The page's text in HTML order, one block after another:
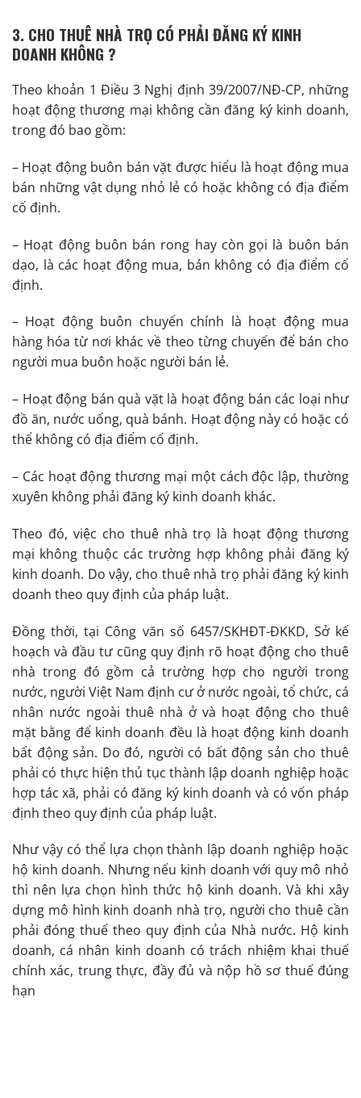
3. CHO THUÊ NHÀ TRỌ CÓ PHẢI ĐĂNG KÝ KINH
DOANH KHÔNG ?
Theo khoản 1 Điều 3 Nghị định 39/2007/NĐ-CP, những
hoạt động thương mại không cần đăng ký kinh doanh,
trong đó bao gồm:
– Hoạt động buôn bán vặt được hiểu là hoạt động mua
bán những vật dụng nhỏ lẻ có hoặc không có địa điểm
cố định.
– Hoạt động buôn bán rong hay còn gọi là buôn bán
dạo, là các hoạt động mua, bán không có địa điểm cố
định.
– Hoạt động buôn chuyến chính là hoạt động mua
hàng hóa từ nơi khác về theo từng chuyến để bán cho
người mua buôn hoặc ng­ười bán lẻ.
– Hoạt động bán quà vặt là hoạt động bán các loại như
đồ ăn, nước uống, quà bánh. Hoạt động này có hoặc có
thể không có địa điểm cố định.
– Các hoạt động thương mại một cách độc lập, th­ường
xuyên không phải đăng ký kinh doanh khác.
Theo đó, việc cho thuê nhà trọ là hoạt động thương
mại không thuộc các trường hợp không phải đăng ký
kinh doanh. Do vậy, cho thuê nhà trọ phải đăng ký kinh
doanh theo quy định của pháp luật.
Đồng thời, tại Công văn số 6457/SKHĐT-ĐKKD, Sở kế
hoạch và đầu tư cũng quy định rõ hoạt động cho thuê
nhà trong đó gồm cả trường hợp cho người trong
nước, người Việt Nam định cư ở nước ngoài, tổ chức, cá
nhân nước ngoài thuê nhà ở và hoạt động cho thuê
mặt bằng để kinh doanh đều là hoạt động kinh doanh
bất động sản. Do đó, người có bất động sản cho thuê
phải có thực hiện thủ tục thành lập doanh nghiệp hoặc
hợp tác xã, phải có đăng ký kinh doanh và có vốn pháp
định theo quy định của pháp luật.
Như vậy có thể lựa chọn thành lập doanh nghiệp hoặc
hộ kinh doanh. Nhưng nếu kinh doanh với quy mô nhỏ
thì nên lựa chọn hình thức hộ kinh doanh. Và khi xây
dựng mô hình kinh doanh nhà trọ, người cho thuê cần
phải đóng thuế theo quy định của Nhà nước. Hộ kinh
doanh, cá nhân kinh doanh có trách nhiệm khai thuế
chính xác, trung thực, đầy đủ và nộp hồ sơ thuế đúng
hạn